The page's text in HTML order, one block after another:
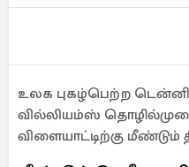
உலக புகழ்பெற்ற
வில்லியம்ஸ்
விளையாட்டிற்கு மீண்டும்